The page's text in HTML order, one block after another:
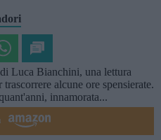
Luca Bianchini, una lettura
alcune ore spensierate.
innamorata...